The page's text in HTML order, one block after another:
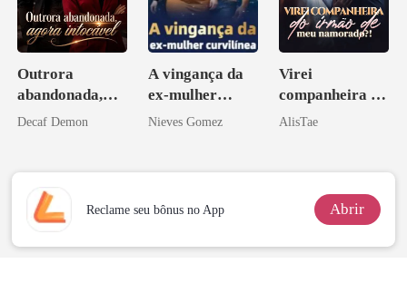
Outrora
abandonada,
agora intocável
Decaf Demon
A vingança da
ex-mulher
curvilínea
Nieves Gomez
Virei
companheira do
irmão de meu
AlisTae
Reclame seu bônus no App Abrir